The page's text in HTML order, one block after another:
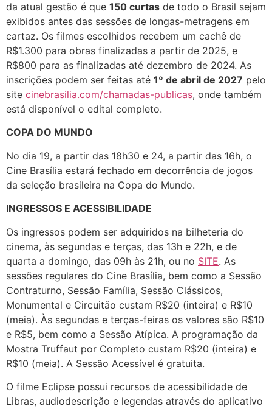
da atual gestão é que 150 curtas de todo o Brasil sejam
exibidos antes das sessões de longas-metragens em
cartaz. Os filmes escolhidos recebem um cachê de
R$1.300 para obras finalizadas a partir de 2025, e
R$800 para as finalizadas até dezembro de 2024. As
inscrições podem ser feitas até 1º de abril de 2027 pelo
site cinebrasilia.com/chamadas-publicas, onde também
está disponível o edital completo.
COPA DO MUNDO
No dia 19, a partir das 18h30 e 24, a partir das 16h, o
Cine Brasília estará fechado em decorrência de jogos
da seleção brasileira na Copa do Mundo.
INGRESSOS E ACESSIBILIDADE
Os ingressos podem ser adquiridos na bilheteria do
cinema, às segundas e terças, das 13h e 22h, e de
quarta a domingo, das 09h às 21h, ou no SITE. As
sessões regulares do Cine Brasília, bem como a Sessão
Contraturno, Sessão Família, Sessão Clássicos,
Monumental e Circuitão custam R$20 (inteira) e R$10
(meia). Às segundas e terças-feiras os valores são R$10
e R$5, bem como a Sessão Atípica. A programação da
Mostra Truffaut por Completo custam R$20 (inteira) e
R$10 (meia). A Sessão Acessível é gratuita.
O filme Eclipse possui recursos de acessibilidade de
Libras, audiodescrição e legendas através do aplicativo